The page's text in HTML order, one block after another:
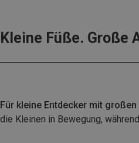
Kleine Füße. Große
Für kleine Entdecker mit großen
die Kleinen in Bewegung,